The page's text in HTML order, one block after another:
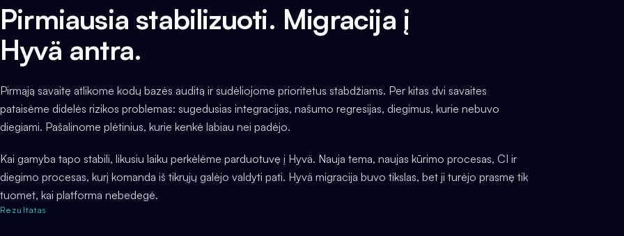
Pirmiausia stabilizuoti. Migracija į
Hyvä antra.
Pirmąją savaitę atlikome kodų bazės auditą ir sudėliojome prioritetus stabdžiams. Per kitas dvi savaites
pataisėme didelės rizikos problemas: sugedusias integracijas, našumo regresijas, diegimus, kurie nebuvo
diegiami. Pašalinome plėtinius, kurie kenkė labiau nei padėjo.
Kai gamyba tapo stabili, likusiu laiku perkėlėme parduotuvę į Hyvä. Nauja tema, naujas kūrimo procesas, CI ir
diegimo procesas, kurį komanda iš tikrųjų galėjo valdyti pati. Hyvä migracija buvo tikslas, bet ji turėjo prasmę tik
tuomet, kai platforma nebedegė.
Rezultatas